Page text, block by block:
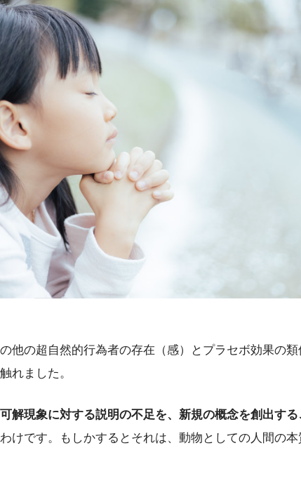
他の超自然的行為者の存在（感）とプラセボ効果の
れました。
可解現象に対する説明の不足を、新規の概念を創出す
けです。もしかするとそれは、動物としての人間の